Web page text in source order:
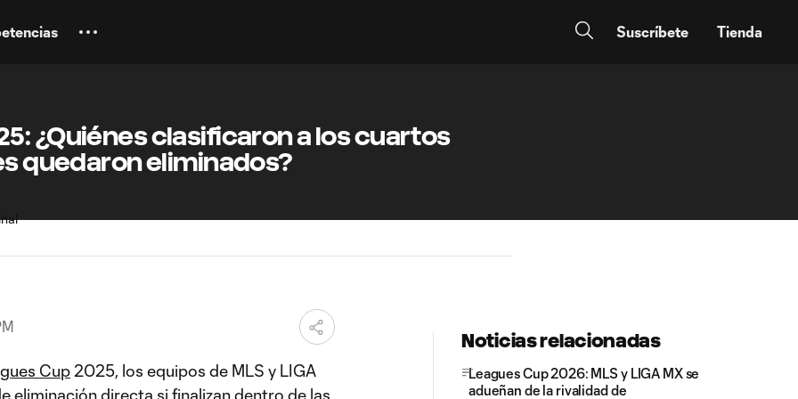
Suscríbete Tienda
¿Quiénes clasificaron a los cuartos
quedaron eliminados?
Cup 2025, los equipos de MLS y LIGA
eliminación directa si finalizan dentro de las
Noticias relacionadas
Leagues Cup 2026: MLS y LIGA MX se
adueñan de la rivalidad de